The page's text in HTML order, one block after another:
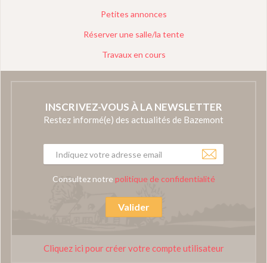
Petites annonces
Réserver une salle/la tente
Travaux en cours
INSCRIVEZ-VOUS À LA NEWSLETTER
Restez informé(e) des actualités de Bazemont
Consultez notre politique de confidentialité
Valider
Cliquez ici pour créer votre compte utilisateur